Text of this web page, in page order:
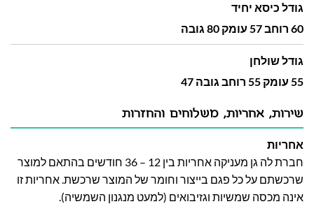
גודל כיסא יחיד
60 רוחב 57 עומק 80 גובה
גודל שולחן
55 עומק 55 רוחב גובה 47
שירות, אחריות, משלוחים והחזרות
אחריות
חברת לה גן מעניקה אחריות בין 12 – 36 חודשים בהתאם למוצר
שרכשתם על כל פגם בייצור וחומר של המוצר שרכשת. אחריות זו
אינה מכסה שמשיות וגזיבואים (למעט מנגנון השמשיה).